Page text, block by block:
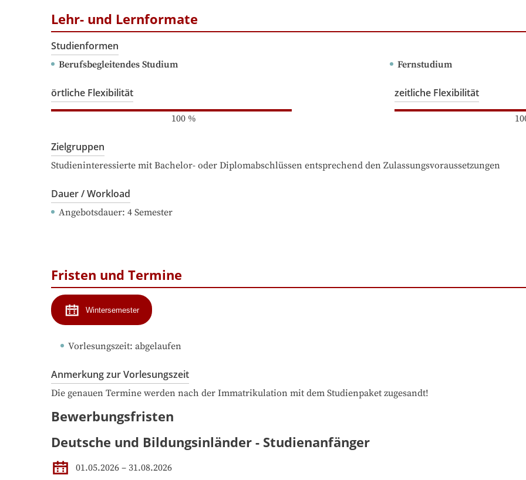
Lehr- und Lernformate
Studienformen
Berufsbegleitendes Studium Fernstudium
örtliche Flexibilität
100%
zeitliche Flexibilität
Zielgruppen
Studieninteressierte mit Bachelor- oder Diplomabschlüssen entsprechend den Zulassungsvoraussetzungen
Dauer / Workload
Angebotsdauer: 4 Semester
Fristen und Termine
Wintersemester
Vorlesungszeit: abgelaufen
Anmerkung zur Vorlesungszeit
Die genauen Termine werden nach der Immatrikulation mit dem Studienpaket zugesandt!
Bewerbungsfristen
Deutsche und Bildungsinländer - Studienanfänger
01.05.2026 – 31.08.2026